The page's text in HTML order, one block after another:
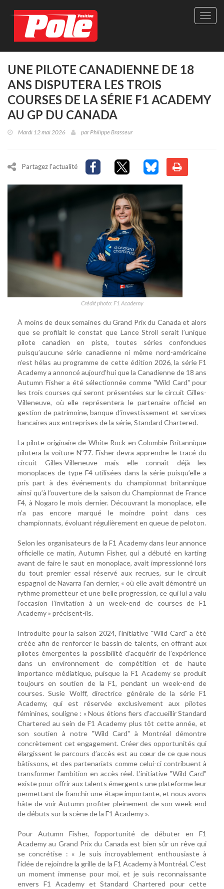
Site
seul
UNE PILOTE CANADIENNE DE 18
ANS DISPUTERA LES TROIS
COURSES DE LA SÉRIE F1 ACADEMY
AU GP DU CANADA
Mardi 12 mai 2026 parPhilippe Brasseur
Partagez l'actualité
Crédit photo: F1 Academy
À moins de deux semaines du Grand Prix du Canada et alors
que se profilait le constat que Lance Stroll serait l’unique
pilote canadien en piste, toutes séries confondues
puisqu’aucune série canadienne ni même nord-américaine
n’est hélas au programme de cette édition 2026, la série F1
Academy a annoncé aujourd’hui que la Canadienne de 18 ans
Autumn Fisher a été sélectionnée comme "Wild Card" pour
les trois courses qui seront présentées sur le circuit Gilles-
Villeneuve, où elle représentera le partenaire officiel en
gestion de patrimoine, banque d’investissement et services
bancaires aux entreprises de la série, Standard Chartered.
La pilote originaire de White Rock en Colombie-Britannique
pilotera la voiture Nº77. Fisher devra apprendre le tracé du
circuit Gilles-Villeneuve mais elle connaît déjà les
monoplaces de type F4 utilisées dans la série puisqu’elle a
pris part à des événements du championnat britannique
ainsi qu’à l’ouverture de la saison du Championnat de France
F4, à Nogaro le mois dernier. Découvrant la monoplace, elle
n’a pas encore marqué le moindre point dans ces
championnats, évoluant régulièrement en queue de peloton.
Selon les organisateurs de la F1 Academy dans leur annonce
officielle ce matin, Autumn Fisher, qui a débuté en karting
avant de faire le saut en monoplace, avait impressionné lors
du tout premier essai réservé aux recrues, sur le circuit
espagnol de Navarra l’an dernier, « où elle avait démontré un
rythme prometteur et une belle progression, ce qui lui a valu
l’occasion l’invitation à un week-end de courses de F1
Academy » précisent-ils.
Introduite pour la saison 2024, l’initiative "Wild Card" a été
créée afin de renforcer le bassin de talents, en offrant aux
pilotes émergentes la possibilité d’acquérir de l’expérience
dans un environnement de compétition et de haute
importance médiatique, puisque la F1 Academy se produit
toujours en soutien de la F1, pendant un week-end de
courses. Susie Wolff, directrice générale de la série F1
Academy, qui est réservée exclusivement aux pilotes
féminines, souligne : « Nous étions fiers d’accueillir Standard
Chartered au sein de F1 Academy plus tôt cette année, et
son soutien à notre "Wild Card" à Montréal démontre
concrètement cet engagement. Créer des opportunités qui
élargissent le parcours d’accès est au cœur de ce que nous
bâtissons, et des partenariats comme celui-ci contribuent à
transformer l’ambition en accès réel. L’initiative "Wild Card"
existe pour offrir aux talents émergents une plateforme leur
permettant de franchir une étape importante, et nous avons
hâte de voir Autumn profiter pleinement de son week-end
de débuts sur la scène de la F1 Academy ».
Pour Autumn Fisher, l’opportunité de débuter en F1
Academy au Grand Prix du Canada est bien sûr un rêve qui
se concrétise : « Je suis incroyablement enthousiaste à
l’idée de rejoindre la grille de la F1 Academy à Montréal. C’est
un moment immense pour moi, et je suis reconnaissante
envers F1 Academy et Standard Chartered pour cette